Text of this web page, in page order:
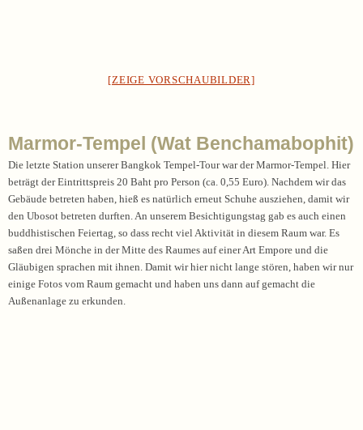
[ZEIGE VORSCHAUBILDER]
Marmor-Tempel (Wat Benchamabophit)
Die letzte Station unserer Bangkok Tempel-Tour war der Marmor-Tempel. Hier
beträgt der Eintrittspreis 20 Baht pro Person (ca. 0,55 Euro). Nachdem wir das
Gebäude betreten haben, hieß es natürlich erneut Schuhe ausziehen, damit wir
den Ubosot betreten durften. An unserem Besichtigungstag gab es auch einen
buddhistischen Feiertag, so dass recht viel Aktivität in diesem Raum war. Es
saßen drei Mönche in der Mitte des Raumes auf einer Art Empore und die
Gläubigen sprachen mit ihnen. Damit wir hier nicht lange stören, haben wir nur
einige Fotos vom Raum gemacht und haben uns dann auf gemacht die
Außenanlage zu erkunden.